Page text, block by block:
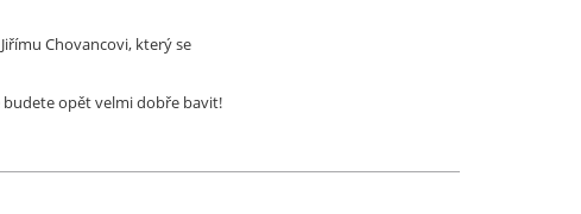
Chovancovi, který se
budete opět velmi dobře bavit!